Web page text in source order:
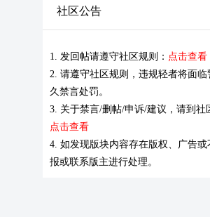
社区公告
1. 发回帖请遵守社区规则： 点击查看
2. 请遵守社区规则，违规轻者将面
久禁言处罚。
3. 关于禁言/删帖/申诉/建议，请到社
点击查看
4. 如发现版块内容存在版权、广告
报或联系版主进行处理。